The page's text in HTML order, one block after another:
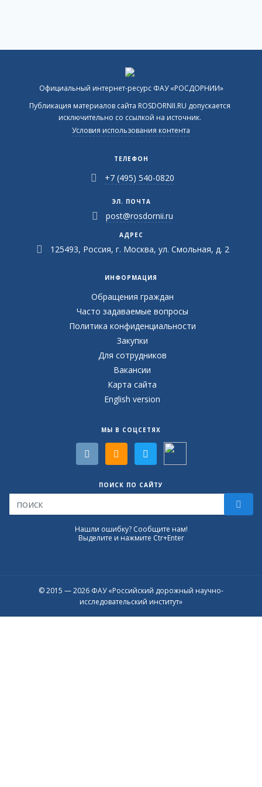
Официальный интернет-ресурс ФАУ «РОСДОРНИИ»
Публикация материалов сайта ROSDORNII.RU допускается
исключительно со ссылкой на источник.
Условия использования контента
ТЕЛЕФОН
+7 (495) 540-0820
ЭЛ. ПОЧТА
post@rosdornii.ru
АДРЕС
125493, Россия, г. Москва, ул. Смольная, д. 2
ИНФОРМАЦИЯ
Обращения граждан
Часто задаваемые вопросы
Политика конфиденциальности
Закупки
Для сотрудников
Вакансии
Карта сайта
English version
МЫ В СОЦСЕТЯХ
ПОИСК ПО САЙТУ
Нашли ошибку? Сообщите нам!
Выделите и нажмите Ctr+Enter
© 2015 — 2026 ФАУ «Российский дорожный научно-
исследовательский институт»